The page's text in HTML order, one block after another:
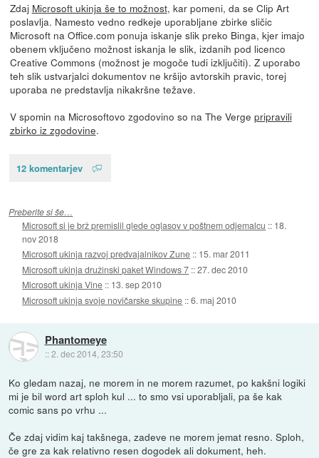
Zdaj Microsoft ukinja še to možnost, kar pomeni, da se Clip Art
poslavlja. Namesto vedno redkeje uporabljane zbirke sličic
Microsoft na Office.com ponuja iskanje slik preko Binga, kjer imajo
obenem vključeno možnost iskanja le slik, izdanih pod licenco
Creative Commons (možnost je mogoče tudi izključiti). Z uporabo
teh slik ustvarjalci dokumentov ne kršijo avtorskih pravic, torej
uporaba ne predstavlja nikakršne težave.
V spomin na Microsoftovo zgodovino so na The Verge pripravili
zbirko iz zgodovine.
12 komentarjev
Preberite si še…
Microsoft si je brž premislil glede oglasov v poštnem odjemalcu :: 18.
nov 2018
Microsoft ukinja razvoj predvajalnikov Zune :: 15. mar 2011
Microsoft ukinja družinski paket Windows 7 ::27. dec 2010
Microsoft ukinja Vine :: 13. sep 2010
Microsoft ukinja svoje novičarske skupine ::6. maj 2010
Phantomeye
::2. dec 2014, 23:50
Ko gledam nazaj, ne morem in ne morem razumet, po kakšni logiki
mi je bil word art sploh kul ... to smo vsi uporabljali, pa še kak
comic sans po vrhu ...
Če zdaj vidim kaj takšnega, zadeve ne morem jemat resno. Sploh,
če gre za kak relativno resen dogodek ali dokument, heh.